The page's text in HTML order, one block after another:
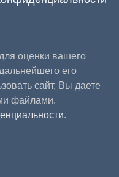
оценки вашего
его
сайт, Вы даете
файлами.
.